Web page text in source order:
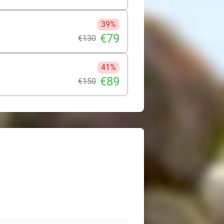
39%
€130 €79
41%
€150 €89